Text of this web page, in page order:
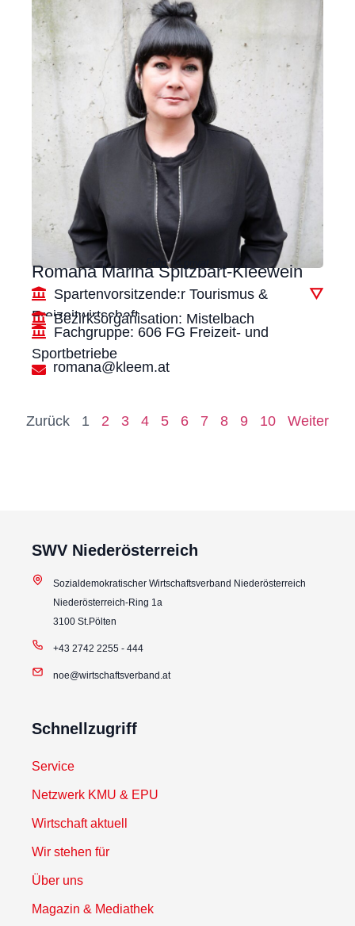
Foto: © privat
Romana Marina Spitzbart-Kleewein
Spartenvorsitzende:r Tourismus &
Freizeitwirtschaft
▽
Bezirksorganisation: Mistelbach
Fachgruppe: 606 FG Freizeit- und
Sportbetriebe
romana@kleem.at
Zurück 1 2 3 4 5 6 7 8 9 10 Weiter
SWV Niederösterreich
Sozialdemokratischer Wirtschaftsverband Niederösterreich
Niederösterreich-Ring 1a
3100 St.Pölten
+43 2742 2255 - 444
noe@wirtschaftsverband.at
Schnellzugriff
Service
Netzwerk KMU & EPU
Wirtschaft aktuell
Wir stehen für
Über uns
Magazin & Mediathek